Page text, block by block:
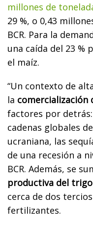
millones de
29 %, o 0,43
BCR. Para la
una caída del 23 %
el maíz.
“Un contexto de
la
factores por
cadenas globales
ucraniana, las
de una recesión a
BCR. Además, se
productiva del
cerca de dos
fertilizantes.